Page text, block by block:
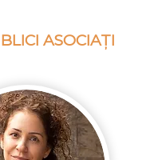
ASOCIAȚI